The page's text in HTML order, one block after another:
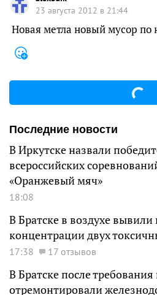
23 августа 2012 в 21:44
Новая метла новый мусор по
Последние новости
В Иркутске назвали
всероссийских
«Оранжевый мяч»
18:08
В Братске в воздухе
концентрации двух
17:38 17 отзывов
В Братске после
отремонтировали